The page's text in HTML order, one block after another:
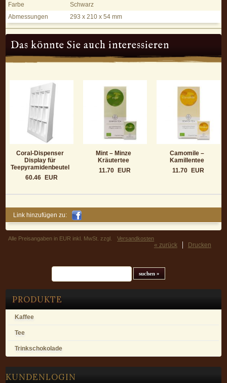
PRODUKTE
Kaffee
Tee
Trinkschokolade
KUNDENLOGIN
Farbe
Schwarz
Abmessungen
293 x 210 x 54 mm
Das könnte Sie auch interessieren
Coral-Dispenser
Display für
Teepyramidenbeutel
60.46
EUR
Mint – Minze
Kräutertee
11.70
EUR
Camomile –
Kamillentee
11.70
EUR
Link hinzufügen zu:
Alle Preisangaben in EUR inkl. MwSt. zzgl. Versandkosten
Drucken
« zurück